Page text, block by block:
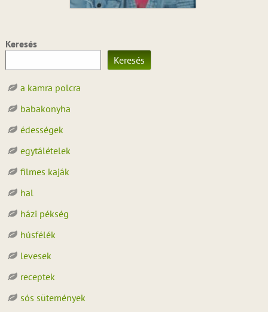
Keresés
Keresés
a kamra polcra
babakonyha
édességek
egytálételek
filmes kaják
hal
házi pékség
húsfélék
levesek
receptek
sós sütemények